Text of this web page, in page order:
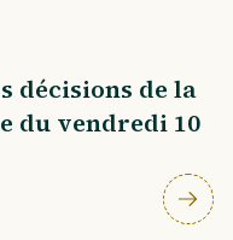
décisions de la
du vendredi 10